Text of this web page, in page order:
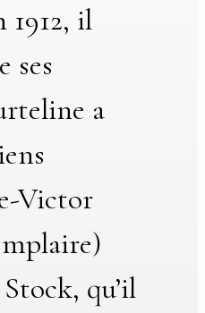
1912, il
ses
a
Victor
qu’il